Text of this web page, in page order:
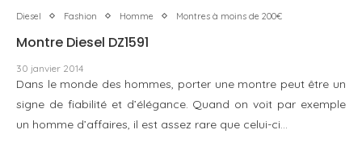
Diesel Fashion Homme Montres à moins de 200€
Montre Diesel DZ1591
30 janvier 2014
Dans le monde des hommes, porter une montre peut être un
signe de fiabilité et d’élégance. Quand on voit par exemple
un homme d’affaires, il est assez rare que celui-ci…